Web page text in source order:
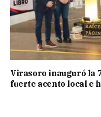
Virasoro inauguró la
fuerte acento local e